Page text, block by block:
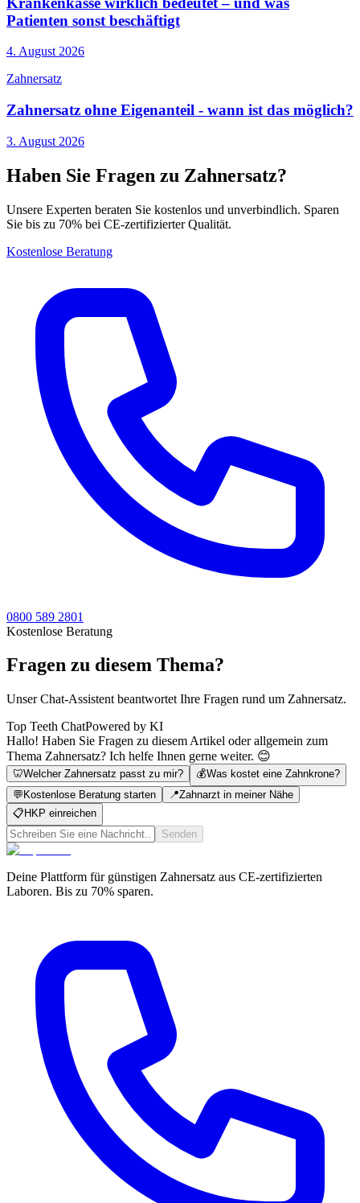
Patienten sonst beschäftigt
4. August 2026
Zahnersatz
Zahnersatz ohne Eigenanteil - wann ist das möglich?
3. August 2026
Haben Sie Fragen zu Zahnersatz?
Unsere Experten beraten Sie kostenlos und unverbindlich. Sparen
Sie bis zu 70% bei CE-zertifizierter Qualität.
Kostenlose Beratung
0800 589 2801
Kostenlose Beratung
Fragen zu diesem Thema?
Unser Chat-Assistent beantwortet Ihre Fragen rund um Zahnersatz.
Top Teeth ChatPowered by KI
Hallo! Haben Sie Fragen zu diesem Artikel oder allgemein zum
Thema Zahnersatz? Ich helfe Ihnen gerne weiter. 😊
🦷Welcher Zahnersatz passt zu mir? 💰Was kostet eine Zahnkrone?
💬 Kostenlose Beratung starten 📍Zahnarzt in meiner Nähe
📋 HKP einreichen
Senden
Deine Plattform für günstigen Zahnersatz aus CE-zertifizierten
Laboren. Bis zu 70% sparen.